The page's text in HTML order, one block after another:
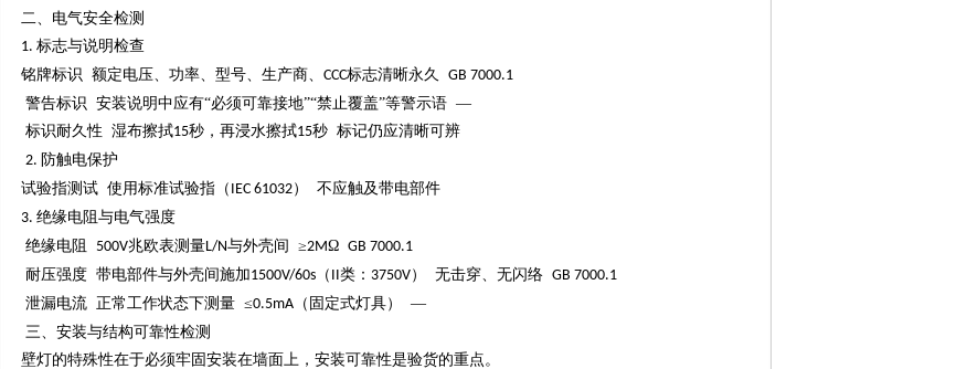
二、电气安全检测
1. 标志与说明检查
铭牌标识 额定电压、功率、型号、生产商、 CCC标志清晰永久 GB 7000.1
警告标识 安装说明中应有“必须可靠接地”“禁止覆盖”等警示语 —
标识耐久性 湿布擦拭15秒，再浸水擦拭15秒 标记仍应清晰可辨
2. 防触电保护
试验指测试 使用标准试验指（ IEC 61032） 不应触及带电部件
3. 绝缘电阻与电气强度
绝缘电阻
500V兆欧表测量L/N与外壳间 ≥2MΩ GB 7000.1
耐压强度 带电部件与外壳间施加1500V/60s （ II类： 3750V） 无击穿、无闪络 GB 7000.1
泄漏电流 正常工作状态下测量 ≤0.5mA （固定式灯具） —
三、安装与结构可靠性检测
壁灯的特殊性在于必须牢固安装在墙面上，安装可靠性是验货的重点。